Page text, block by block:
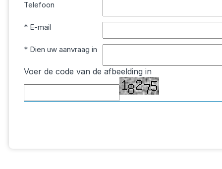
Telefoon
* E-mail
* Dien uw aanvraag in
Voer de code van de afbeelding in